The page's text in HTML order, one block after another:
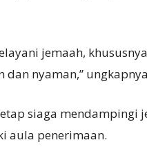
jemaah,
nyaman,”
siaga mendampingi
aula penerimaan.